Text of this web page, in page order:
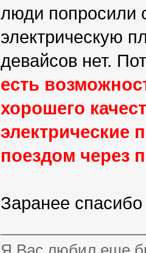
люди попросили
электрическую
девайсов нет.
есть
хорошего
электрические
поездом через
Заранее